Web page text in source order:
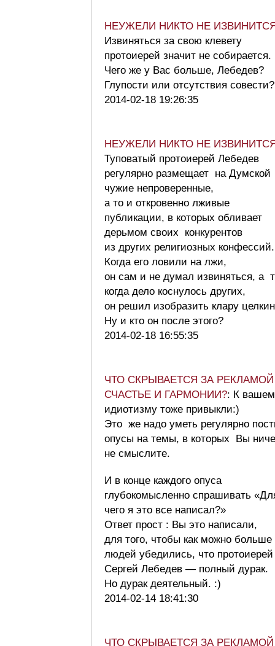
НЕУЖЕЛИ НИКТО НЕ
Извиняться за свою клевету
протоиерей значит не собирается.
Чего же у Вас больше, Лебедев?
Глупости или отсутствия
2014-02-18 19:26:35
НЕУЖЕЛИ НИКТО НЕ
Туповатый протоиерей Лебедев
регулярно размещает на Думской
чужие непроверенные,
а то и откровенно лживые
публикации, в которых обливает
дерьмом своих конкурентов
из других религиозных конфессий.
Когда его ловили на лжи,
он сам и не думал извиняться, а
когда дело коснулось других,
он решил изобразить клару
Ну и кто он после этого?
2014-02-18 16:55:35
ЧТО СКРЫВАЕТСЯ ЗА
СЧАСТЬЕ И ГАРМОНИИ?: К
идиотизму тоже привыкли:)
Это же надо уметь регулярно
опусы на темы, в которых Вы
не смыслите.
И в конце каждого опуса
глубокомысленно спрашивать
чего я это все написал?»
Ответ прост : Вы это написали,
для того, чтобы как можно больше
людей убедились, что протоиерей
Сергей Лебедев — полный дурак.
Но дурак деятельный. :)
2014-02-14 18:41:30
ЧТО СКРЫВАЕТСЯ ЗА